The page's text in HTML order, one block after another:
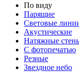
По виду
Парящие
Световые
Акустические
Натяжные
С фотопечатью
Резные
Звездное небо